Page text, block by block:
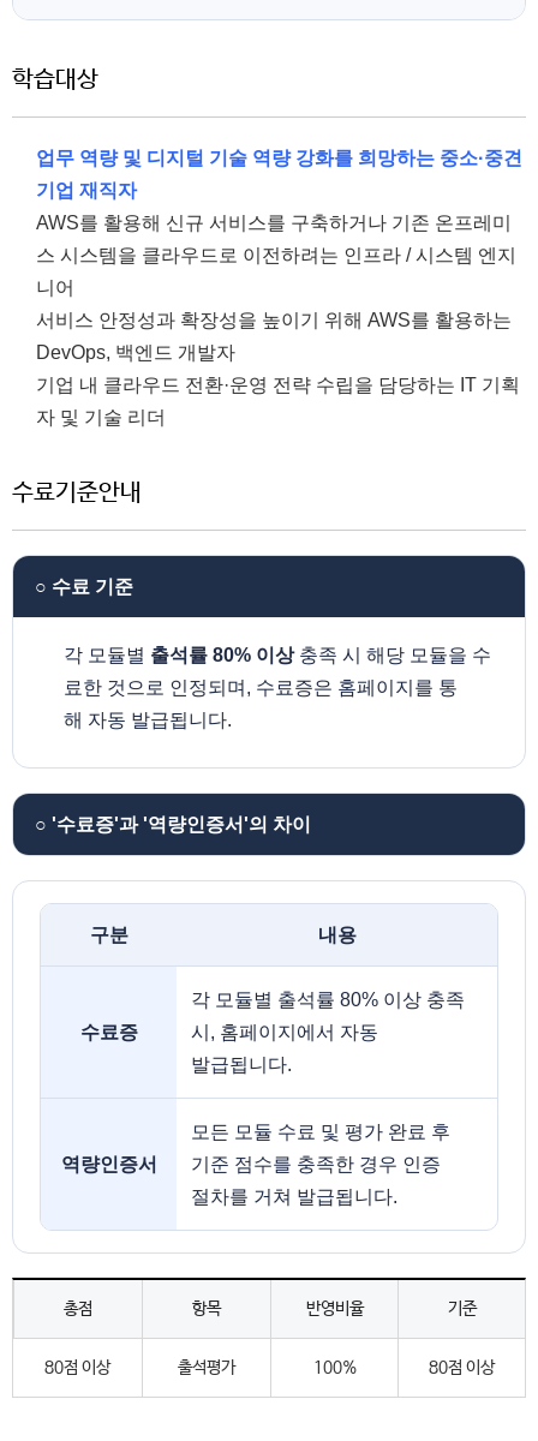
학습대상
업무 역량 및 디지털 기술 역량 강화를 희망하는 중소·중견
기업 재직자
AWS를 활용해 신규 서비스를 구축하거나 기존 온프레미
스 시스템을 클라우드로 이전하려는 인프라 / 시스템 엔지
니어
서비스 안정성과 확장성을 높이기 위해 AWS를 활용하는
DevOps, 백엔드 개발자
기업 내 클라우드 전환·운영 전략 수립을 담당하는 IT 기획
자 및 기술 리더
수료기준안내
○ 수료 기준
각 모듈별 출석률 80% 이상충족 시 해당 모듈을 수
료한 것으로 인정되며, 수료증은 홈페이지를 통
해 자동 발급됩니다.
○ '수료증'과 '역량인증서'의 차이
구분 내용
수료증
각 모듈별 출석률 80% 이상 충족
시, 홈페이지에서 자동
발급됩니다.
역량인증서
모든 모듈 수료 및 평가 완료 후
기준 점수를 충족한 경우 인증
절차를 거쳐 발급됩니다.
총점 항목 반영비율 기준
80점 이상 출석평가 100% 80점 이상